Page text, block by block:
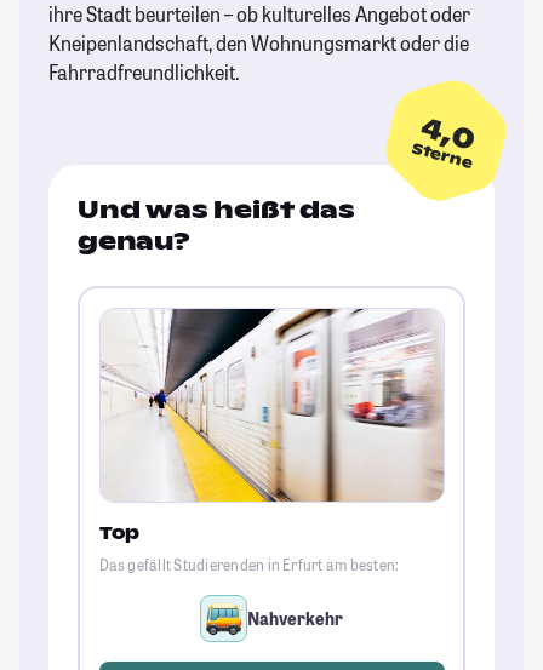
ihre Stadt beurteilen – ob kulturelles Angebot oder
Kneipenlandschaft, den Wohnungsmarkt oder die
Fahrradfreundlichkeit.
4,0
Sterne
Und was heißt das
genau?
Top
Das gefällt Studierenden in Erfurt am besten:
Nahverkehr